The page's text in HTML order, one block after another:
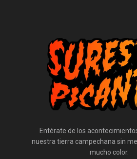
Entérate de los
nuestra tierra campechana sin
mucho color.